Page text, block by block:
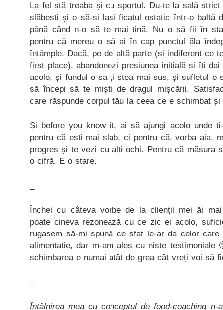
La fel stă treaba și cu sportul. Du-te la sală
slăbești și o să-și lași ficatul ostatic într-o baltă
până când n-o să te mai țină. Nu o să fii în
pentru că mereu o să ai în cap punctul ăla
întâmple. Dacă, pe de altă parte (și indiferent ce
first place), abandonezi presiunea inițială și îți
acolo, și fundul o sa-ți stea mai sus, și sufletul o
să începi să te miști de dragul mișcării.
care răspunde corpul tău la ceea ce e schimbat și
Și before you know it, ai să ajungi acolo unde
pentru că ești mai slab, ci pentru că, vorba aia,
progres și te vezi cu alți ochi. Pentru că măsura
o cifră. E o stare.
Închei cu câteva vorbe de la clienții mei ăi
poate cineva rezonează cu ce zic ei acolo,
rugasem să-mi spună ce sfat le-ar da celor
alimentație, dar m-am ales cu niște testimoniale
schimbarea e numai atât de grea cât vreți voi să
Întâlnirea mea cu conceptul de food-coaching